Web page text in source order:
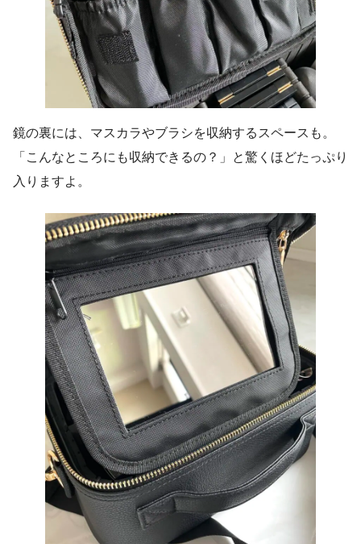
鏡の裏には、マスカラやブラシを収納するスペースも。
「こんなところにも収納できるの？」と驚くほどたっぷり
入りますよ。